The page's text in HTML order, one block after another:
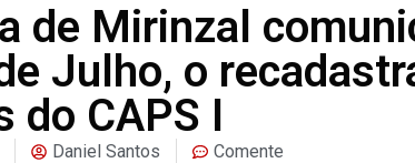
de Mirinzal
Julho, o
do CAPS I
Daniel Santos Comente